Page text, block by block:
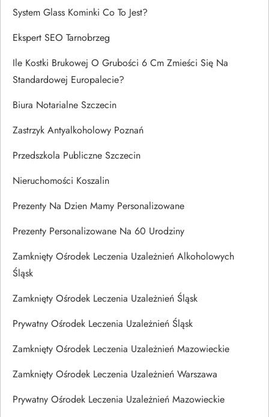
System Glass Kominki Co To Jest?
Ekspert SEO Tarnobrzeg
Ile Kostki Brukowej O Grubości 6 Cm Zmieści Się Na
Standardowej Europalecie?
Biura Notarialne Szczecin
Zastrzyk Antyalkoholowy Poznań
Przedszkola Publiczne Szczecin
Nieruchomości Koszalin
Prezenty Na Dzien Mamy Personalizowane
Prezenty Personalizowane Na 60 Urodziny
Zamknięty Ośrodek Leczenia Uzależnień Alkoholowych
Śląsk
Zamknięty Ośrodek Leczenia Uzależnień Śląsk
Prywatny Ośrodek Leczenia Uzależnień Śląsk
Zamknięty Ośrodek Leczenia Uzależnień Mazowieckie
Zamknięty Ośrodek Leczenia Uzależnień Warszawa
Prywatny Ośrodek Leczenia Uzależnień Mazowieckie